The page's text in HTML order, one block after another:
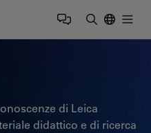
di Leica
didattico e di ricerca